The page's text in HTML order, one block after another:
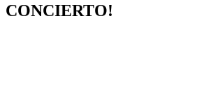
CONCIERTO!